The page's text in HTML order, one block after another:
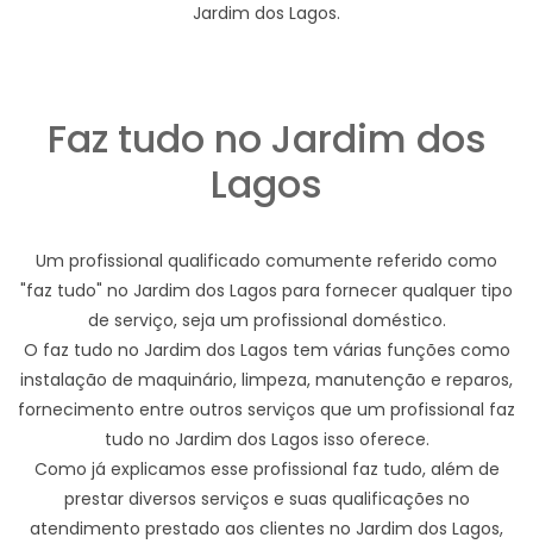
Jardim dos Lagos.
Faz tudo no Jardim dos
Lagos
Um profissional qualificado comumente referido como
"faz tudo" no Jardim dos Lagos para fornecer qualquer tipo
de serviço, seja um profissional doméstico.
O faz tudo no Jardim dos Lagos tem várias funções como
instalação de maquinário, limpeza, manutenção e reparos,
fornecimento entre outros serviços que um profissional faz
tudo no Jardim dos Lagos isso oferece.
Como já explicamos esse profissional faz tudo, além de
prestar diversos serviços e suas qualificações no
atendimento prestado aos clientes no Jardim dos Lagos,